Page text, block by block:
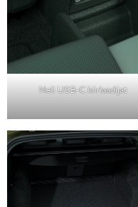
Neli USB-C kiirlaadijat